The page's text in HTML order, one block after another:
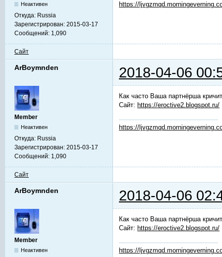
Неактивен
Откуда: Russia
Зарегистрирован: 2015-03-17
Сообщений: 1,090
https://
Сайт
ArBoymnden 2018-04-06
Member
Неактивен
Откуда: Russia
Зарегистрирован: 2015-03-17
Сообщений: 1,090
Как часто Ваша партнёрша
Сайт: https://eroctive2.blogspot.ru/
https://
Сайт
ArBoymnden 2018-04-06
Member
Неактивен
Как часто Ваша партнёрша
Сайт: https://eroctive2.blogspot.ru/
https://